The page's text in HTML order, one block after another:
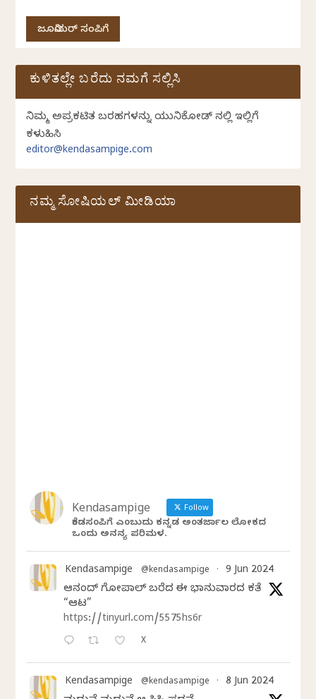
ಜೂನಿಯರ್ ಸಂಪಿಗೆ
ಕುಳಿತಲ್ಲೇ ಬರೆದು ನಮಗೆ ಸಲ್ಲಿಸಿ
ನಿಮ್ಮ ಅಪ್ರಕಟಿತ ಬರಹಗಳನ್ನು ಯುನಿಕೋಡ್ ನಲ್ಲಿ ಇಲ್ಲಿಗೆ
ಕಳುಹಿಸಿ
editor@kendasampige.com
ನಮ್ಮ ಸೋಷಿಯಲ್‌ ಮೀಡಿಯಾ
Kendasampige Follow
ಕೆಂಡಸಂಪಿಗೆ ಎಂಬುದು ಕನ್ನಡ ಅಂತರ್ಜಾಲ ಲೋಕದ
ಒಂದು ಅನನ್ಯ ಪರಿಮಳ.
Kendasampige @kendasampige · 9 Jun 2024
ಆನಂದ್‌ ಗೋಪಾಲ್‌ ಬರೆದ ಈ ಭಾನುವಾರದ ಕತೆ
“ಆಟ”
https://tinyurl.com/5575hs6r
X
Kendasampige @kendasampige · 8 Jun 2024